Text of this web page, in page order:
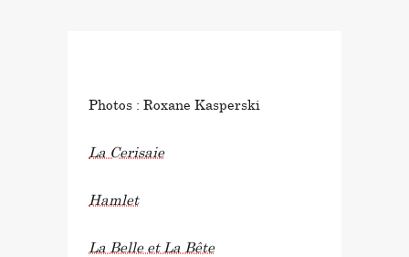
Photos : Roxane Kasperski
La Cerisaie
Hamlet
La Belle et La Bête